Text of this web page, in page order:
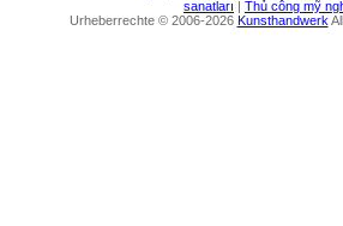
sanatları | Thủ công mỹ
Urheberrechte © 2006-2026 Kunsthandwerk